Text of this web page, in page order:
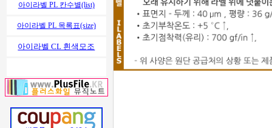
아이라벨 PL 칸수별(list)
아이라벨 PL 목록표(size)
아이라벨 CL 흰색모조